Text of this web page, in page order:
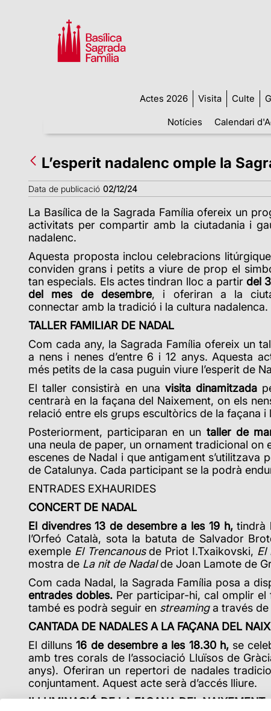
Actes 2026 Visita Culte
Notícies
Calendari
L’esperit nadalenc omple la
Data de publicació 02/12/24
La Basílica de la Sagrada Família ofereix un
activitats per compartir amb la ciutadania i
nadalenc.
Aquesta proposta inclou celebracions
conviden grans i petits a viure de prop el
tan especials. Els actes tindran lloc a partir del
del mes de desembre, i oferiran a la
connectar amb la tradició i la cultura nadalenca.
TALLER FAMILIAR DE NADAL
Com cada any, la Sagrada Família ofereix un
a nens i nenes d’entre 6 i 12 anys. Aquesta
més petits de la casa puguin viure l’esperit de
El taller consistirà en una visita dinamitzada
centrarà en la façana del Naixement, on els
relació entre els grups escultòrics de la façana i
Posteriorment, participaran en un taller de
una neula de paper, un ornament tradicional on
escenes de Nadal i que antigament s’utilitzava
de Catalunya. Cada participant se la podrà
ENTRADES EXHAURIDES
CONCERT DE NADAL
El divendres 13 de desembre a les 19 h,tindrà
l’Orfeó Català, sota la batuta de Salvador
exemple El Trencanousde Priot I.Txaikovski, El
mostra de La nit de Nadalde Joan Lamote de
Com cada Nadal, la Sagrada Família posa a
entrades dobles. Per participar-hi, cal omplir
també es podrà seguir en streaminga través de
CANTADA DE NADALES A LA FAÇANA DEL
El dilluns 16 de desembre a les 18.30 h,se
amb tres corals de l’associació Lluïsos de
anys). Oferiran un repertori de nadales
conjuntament. Aquest acte serà d’accés lliure.
IL·LUMINACIÓ DE LA FAÇANA DEL NAIXEMENT